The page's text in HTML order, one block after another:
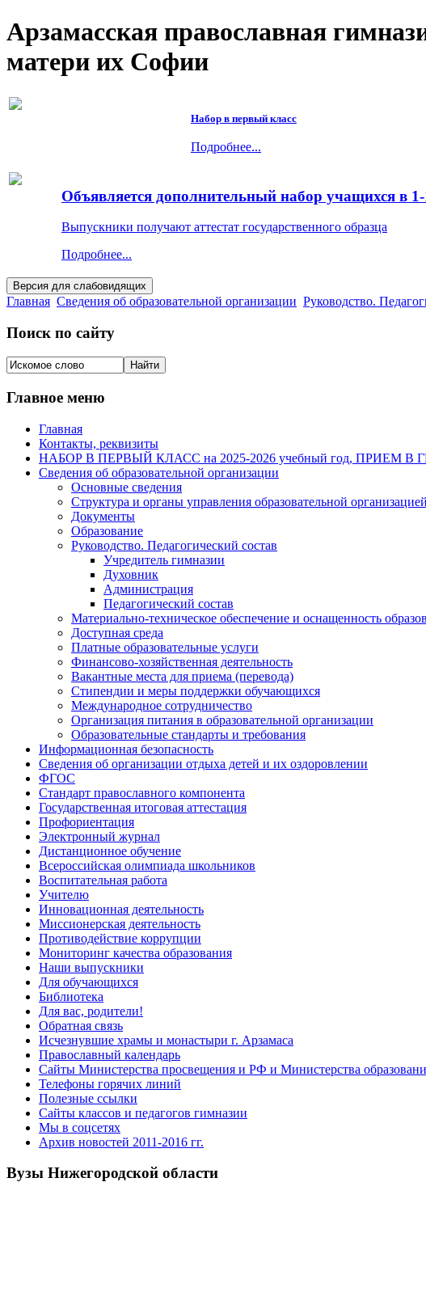
Арзамасская православная
матери их Софии
Набор в первый класс
Подробнее...
Объявляется дополнительный набор учащихся в
Выпускники получают аттестат государственного образца
Подробнее...
Главная Сведения об образовательной организации Руководство.
Поиск по сайту
Главное меню
Главная
Контакты, реквизиты
НАБОР В ПЕРВЫЙ КЛАСС на 2025-2026 учебный год, ПРИЕМ
Сведения об образовательной организации
Основные сведения
Структура и органы управления образовательной организацией
Документы
Образование
Руководство. Педагогический состав
Учредитель гимназии
Духовник
Администрация
Педагогический состав
Материально-техническое обеспечение и оснащенность
Доступная среда
Платные образовательные услуги
Финансово-хозяйственная деятельность
Вакантные места для приема (перевода)
Стипендии и меры поддержки обучающихся
Международное сотрудничество
Организация питания в образовательной организации
Образовательные стандарты и требования
Информационная безопасность
Сведения об организации отдыха детей и их оздоровлении
ФГОС
Стандарт православного компонента
Государственная итоговая аттестация
Профориентация
Электронный журнал
Дистанционное обучение
Всероcсийская олимпиада школьников
Воспитательная работа
Учителю
Инновационная деятельность
Миссионерская деятельность
Противодействие коррупции
Мониторинг качества образования
Наши выпускники
Для обучающихся
Библиотека
Для вас, родители!
Обратная связь
Исчезнувшие храмы и монастыри г. Арзамаса
Православный календарь
Сайты Министерства просвещения и РФ и Министерства
Телефоны горячих линий
Полезные ссылки
Сайты классов и педагогов гимназии
Мы в соцсетях
Архив новостей 2011-2016 гг.
Вузы Нижегородской области